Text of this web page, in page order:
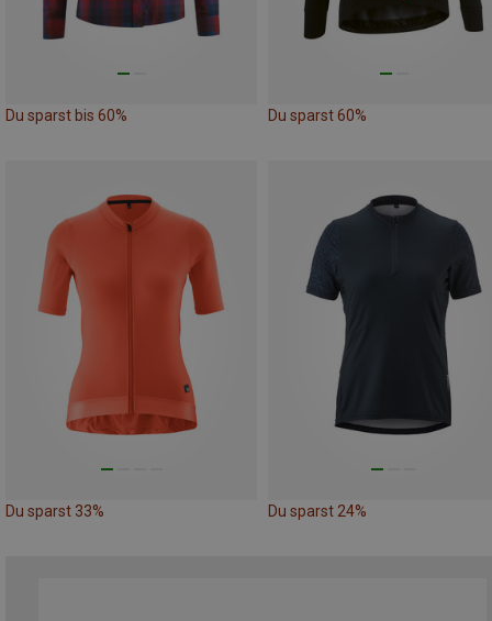
Du sparst bis 60% Du sparst 60%
Du sparst 33% Du sparst 24%